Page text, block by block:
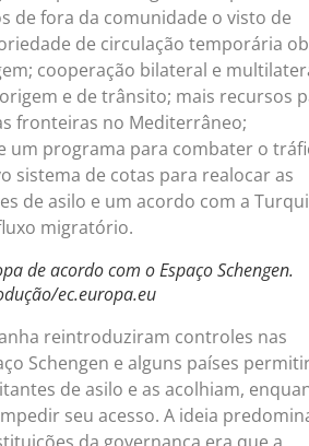
de fora da comunidade o visto de
de circulação temporária
cooperação bilateral e
e de trânsito; mais recursos
fronteiras no Mediterrâneo;
um programa para combater o
sistema de cotas para realocar as
de asilo e um acordo com a
migratório.
de acordo com o Espaço Schengen.
ec.europa.eu
reintroduziram controles nas
Schengen e alguns países
de asilo e as acolhiam,
seu acesso. A ideia